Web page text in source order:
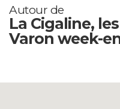
Autour de
La Cigaline,
Varon week-